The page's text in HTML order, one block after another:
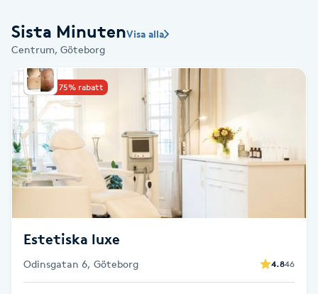
Babylights
Balayage
Bambumassage
Barber
Barnklippning
Blowout
Sista Minuten
Centrum, Göteborg
Visa alla
Upp till 75% rabatt
Estetiska luxe
Odinsgatan 6, Göteborg 4.846